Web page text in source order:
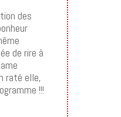
des
de rire à
raté elle,
!!!